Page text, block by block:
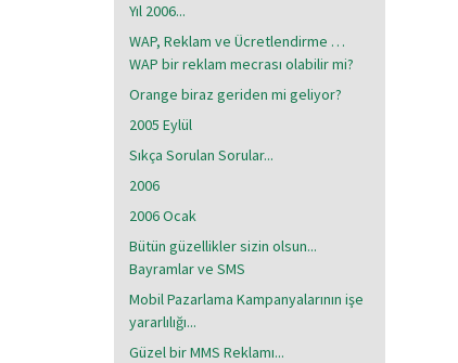
Yıl 2006...
WAP, Reklam ve Ücretlendirme …
WAP bir reklam mecrası olabilir mi?
Orange biraz geriden mi geliyor?
2005 Eylül
Sıkça Sorulan Sorular...
2006
2006 Ocak
Bütün güzellikler sizin olsun...
Bayramlar ve SMS
Mobil Pazarlama Kampanyalarının işe
yararlılığı...
Güzel bir MMS Reklamı...